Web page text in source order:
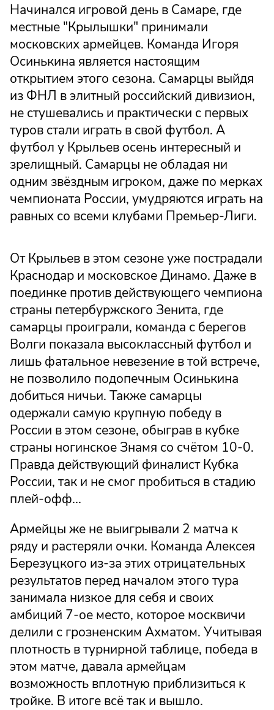
Начинался игровой день в Самаре, где
местные "Крылышки" принимали
московских армейцев. Команда Игоря
Осинькина является настоящим
открытием этого сезона. Самарцы выйдя
из ФНЛ в элитный российский дивизион,
не стушевались и практически с первых
туров стали играть в свой футбол. А
футбол у Крыльев осень интересный и
зрелищный. Самарцы не обладая ни
одним звёздным игроком, даже по мерках
чемпионата России, умудряются играть на
равных со всеми клубами Премьер-Лиги.
От Крыльев в этом сезоне уже пострадали
Краснодар и московское Динамо. Даже в
поединке против действующего чемпиона
страны петербуржского Зенита, где
самарцы проиграли, команда с берегов
Волги показала высоклассный футбол и
лишь фатальное невезение в той встрече,
не позволило подопечным Осинькина
добиться ничьи. Также самарцы
одержали самую крупную победу в
России в этом сезоне, обыграв в кубке
страны ногинское Знамя со счётом 10-0.
Правда действующий финалист Кубка
России, так и не смог пробиться в стадию
плей-офф...
Армейцы же не выигрывали 2 матча к
ряду и растеряли очки. Команда Алексея
Березуцкого из-за этих отрицательных
результатов перед началом этого тура
занимала низкое для себя и своих
амбиций 7-ое место, которое москвичи
делили с грозненским Ахматом. Учитывая
плотность в турнирной таблице, победа в
этом матче, давала армейцам
возможность вплотную приблизиться к
тройке. В итоге всё так и вышло.